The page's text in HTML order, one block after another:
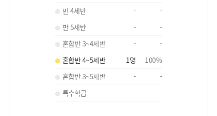
만 4세반
-
-
만 5세반
-
-
혼합반 3~4세반
-
-
혼합반 4~5세반
1명 100%
혼합반 3~5세반
-
-
특수학급
- -